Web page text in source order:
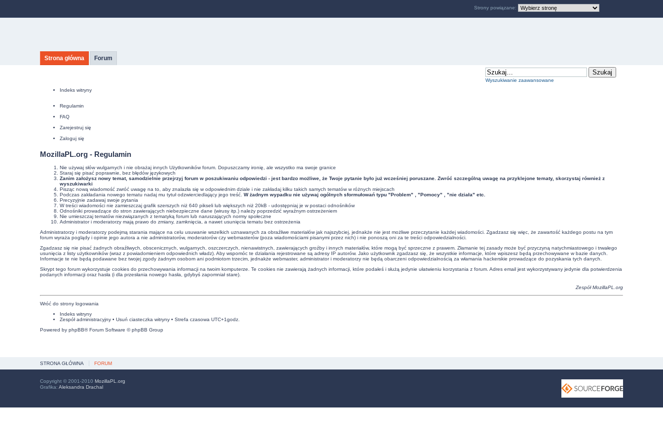
Strona główna Forum
Wyszukiwanie zaawansowane
Indeks witryny
Regulamin
FAQ
Zarejestruj się
Zaloguj się
MozillaPL.org - Regulamin
Nie używaj słów wulgarnych i nie obrażaj innych Użytkowników forum. Dopuszczamy ironię, ale wszystko ma swoje granice
Staraj się pisać poprawnie, bez błędów językowych
Zanim założysz nowy temat, samodzielnie przejrzyj forum w poszukiwaniu odpowiedzi - jest bardzo możliwe, że Twoje pytanie było już wcześniej poruszane. Zwróć szczególną uwagę na przyklejone tematy, skorzystaj również z
wyszukiwarki
Pisząc nową wiadomość zwróć uwagę na to, aby znalazła się w odpowiednim dziale i nie zakładaj kilku takich samych tematów w różnych miejscach
Podczas zakładania nowego tematu nadaj mu tytuł odzwierciedlający jego treść. W żadnym wypadku nie używaj ogólnych sformułowań typu "Problem" , "Pomocy" , "nie działa" etc.
Precyzyjnie zadawaj swoje pytania
W treści wiadomości nie zamieszczaj grafik szerszych niż 640 pikseli lub większych niż 20kB - udostępniaj je w postaci odnośników
Odnośniki prowadzące do stron zawierających niebezpieczne dane (wirusy itp.) należy poprzedzić wyraźnym ostrzeżeniem
Nie umieszczaj tematów niezwiązanych z tematyką forum lub naruszających normy społeczne
Administrator i moderatorzy mają prawo do zmiany, zamknięcia, a nawet usunięcia tematu bez ostrzeżenia
Administratorzy i moderatorzy podejmą starania mające na celu usuwanie wszelkich uznawanych za obraźliwe materiałów jak najszybciej, jednakże nie jest możliwe przeczytanie każdej wiadomości. Zgadzasz się więc, że zawartość każdego postu na tym
forum wyraża poglądy i opinie jego autora a nie administratorów, moderatorów czy webmasterów (poza wiadomościami pisanymi przez nich) i nie ponoszą oni za te treści odpowiedzialności.
Zgadzasz się nie pisać żadnych obraźliwych, obscenicznych, wulgarnych, oszczerczych, nienawistnych, zawierających groźby i innych materiałów, które mogą być sprzeczne z prawem. Złamanie tej zasady może być przyczyną natychmiastowego i trwałego
usunięcia z listy użytkowników (wraz z powiadomieniem odpowiednich władz). Aby wspomóc te działania rejestrowane są adresy IP autorów. Jako użytkownik zgadzasz się, że wszystkie informacje, które wpiszesz będą przechowywane w bazie danych.
Informacje te nie będą podawane bez twojej zgody żadnym osobom ani podmiotom trzecim, jednakże webmaster, administrator i moderatorzy nie będą obarczeni odpowiedzialnością za włamania hackerskie prowadzące do pozyskania tych danych.
Skrypt tego forum wykorzystuje cookies do przechowywania informacji na twoim komputerze. Te cookies nie zawierają żadnych informacji, które podałeś i służą jedynie ułatwieniu korzystania z forum. Adres email jest wykorzystywany jedynie dla potwierdzenia
podanych informacji oraz hasła (i dla przesłania nowego hasła, gdybyś zapomniał stare).
ZespółMozillaPL.org
Wróć do strony logowania
Indeks witryny
Zespół administracyjny• Usuń ciasteczka witryny• Strefa czasowa UTC+1godz.
Powered by phpBB® Forum Software © phpBB Group
Strony powiązane:
STRONA GŁÓWNA FORUM
Copyright © 2001-2010 MozillaPL.org
Grafika: Aleksandra Drachal